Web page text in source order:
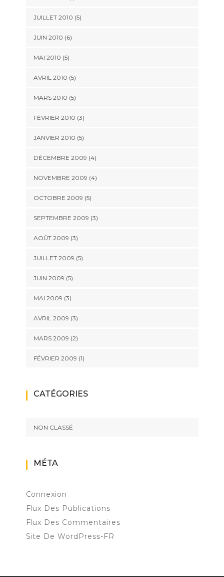
JUILLET 2010 (5)
JUIN 2010 (6)
MAI 2010 (5)
AVRIL 2010 (5)
MARS 2010 (5)
FÉVRIER 2010 (3)
JANVIER 2010 (5)
DÉCEMBRE 2009 (4)
NOVEMBRE 2009 (4)
OCTOBRE 2009 (5)
SEPTEMBRE 2009 (3)
AOÛT 2009 (3)
JUILLET 2009 (5)
JUIN 2009 (5)
MAI 2009 (3)
AVRIL 2009 (3)
MARS 2009 (2)
FÉVRIER 2009 (1)
CATÉGORIES
NON CLASSÉ
MÉTA
Connexion
Flux Des Publications
Flux Des Commentaires
Site De WordPress-FR